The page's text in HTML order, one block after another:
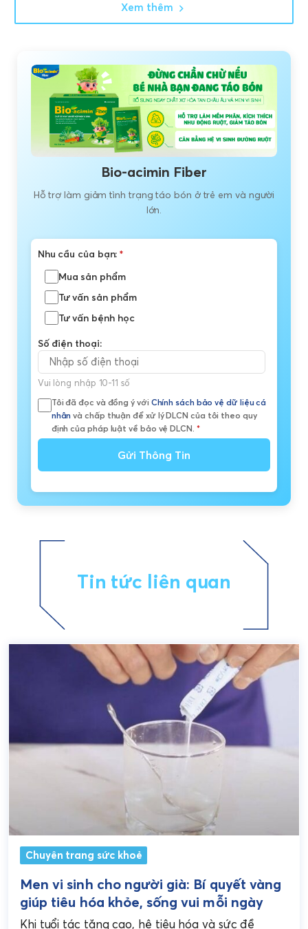
Xem thêm
Bio-acimin Fiber
Hỗ trợ làm giảm tình trạng táo bón ở trẻ em và người
lớn.
Nhu cầu của bạn:*
Mua sản phẩm
Tư vấn sản phẩm
Tư vấn bệnh học
Số điện thoại:
Vui lòng nhập 10-11 số
Tôi đã đọc và đồng ý với Chính sách bảo vệ dữ liệu cá
nhân và chấp thuận để xử lý DLCN của tôi theo quy
định của pháp luật về bảo vệ DLCN. *
Gửi Thông Tin
Tin tức liên quan
Chuyên trang sức khoẻ
Men vi sinh cho người già: Bí quyết vàng
giúp tiêu hóa khỏe, sống vui mỗi ngày
Khi tuổi tác tăng cao, hệ tiêu hóa và sức đề